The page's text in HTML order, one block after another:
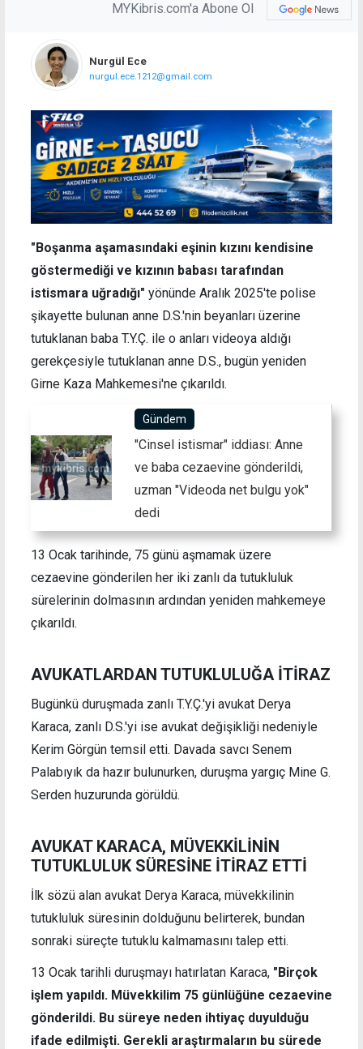
MYKibris.com'a Abone Ol
Nurgül Ece
nurgul.ece.1212@gmail.com
"Boşanma aşamasındaki eşinin kızını kendisine
göstermediği ve kızının babası tarafından
istismara uğradığı" yönünde Aralık 2025'te polise
şikayette bulunan anne D.S.'nin beyanları üzerine
tutuklanan baba T.Y.Ç. ile o anları videoya aldığı
gerekçesiyle tutuklanan anne D.S., bugün yeniden
Girne Kaza Mahkemesi'ne çıkarıldı.
Gündem
"Cinsel istismar" iddiası: Anne
ve baba cezaevine gönderildi,
uzman "Videoda net bulgu yok"
dedi
13 Ocak tarihinde, 75 günü aşmamak üzere
cezaevine gönderilen her iki zanlı da tutukluluk
sürelerinin dolmasının ardından yeniden mahkemeye
çıkarıldı.
AVUKATLARDAN TUTUKLULUĞA İTİRAZ
Bugünkü duruşmada zanlı T.Y.Ç.'yi avukat Derya
Karaca, zanlı D.S.'yi ise avukat değişikliği nedeniyle
Kerim Görgün temsil etti. Davada savcı Senem
Palabıyık da hazır bulunurken, duruşma yargıç Mine G.
Serden huzurunda görüldü.
AVUKAT KARACA, MÜVEKKİLİNİN
TUTUKLULUK SÜRESİNE İTİRAZ ETTİ
İlk sözü alan avukat Derya Karaca, müvekkilinin
tutukluluk süresinin dolduğunu belirterek, bundan
sonraki süreçte tutuklu kalmamasını talep etti.
13 Ocak tarihli duruşmayı hatırlatan Karaca, "Birçok
işlem yapıldı. Müvekkilim 75 günlüğüne cezaevine
gönderildi. Bu süreye neden ihtiyaç duyulduğu
ifade edilmişti. Gerekli araştırmaların bu sürede